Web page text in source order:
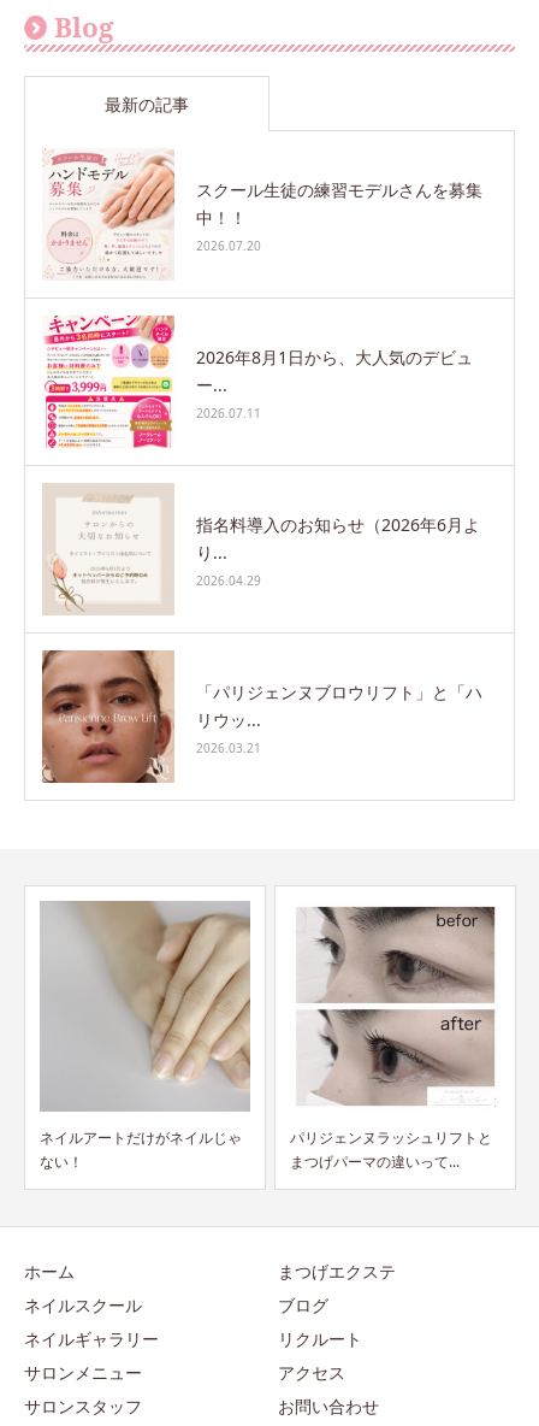
Blog
最新の記事
スクール生徒の練習モデルさんを募集
中！！
2026.07.20
2026年8月1日から、大人気のデビュ
ー...
2026.07.11
指名料導入のお知らせ（2026年6月よ
り...
2026.04.29
「パリジェンヌブロウリフト」と「ハ
リウッ...
2026.03.21
パリジェンヌラッシュリフトと
まつげパーマの違いって...
ハンドデビュー前キャンペーン
が8月から復活！
ホーム
ネイルスクール
ネイルギャラリー
サロンメニュー
サロンスタッフ
まつげエクステ
ブログ
リクルート
アクセス
お問い合わせ